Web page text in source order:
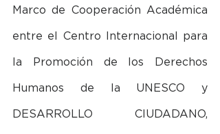
Marco de Cooperación Académica
entre el Centro Internacional para
la Promoción de los Derechos
Humanos de la UNESCO y
DESARROLLO CIUDADANO,